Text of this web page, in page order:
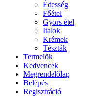
Édesség
Főétel
Gyors étel
Italok
Krémek
Tészták
Termelők
Kedvencek
Megrendelőlap
Belépés
Regisztráció